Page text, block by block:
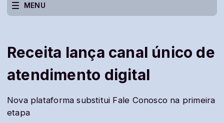
MENU
Receita lança canal único de
atendimento digital
Nova plataforma substitui Fale Conosco na primeira
etapa